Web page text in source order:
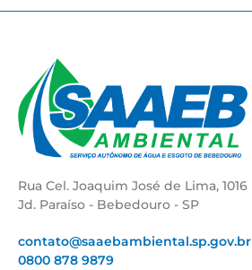
Rua Cel. Joaquim José de Lima, 1016
Jd. Paraíso - Bebedouro - SP
contato@saaebambiental.sp.gov.br
0800 878 9879